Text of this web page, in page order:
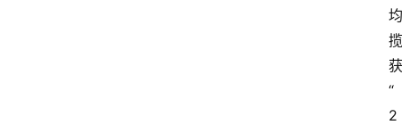
均
揽
获
“
2